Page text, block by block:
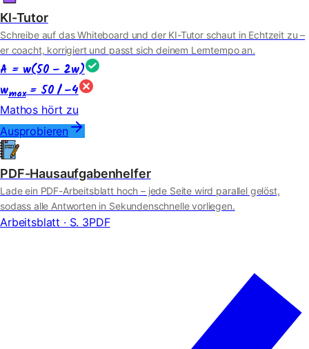
KI-Tutor
Schreibe auf das Whiteboard und der KI-Tutor schaut in Echtzeit zu –
er coacht, korrigiert und passt sich deinem Lerntempo an.
A = w(50 − 2w)
wmax= 50 / −4
Mathos hört zu
Ausprobieren
PDF-Hausaufgabenhelfer
Lade ein PDF-Arbeitsblatt hoch – jede Seite wird parallel gelöst,
sodass alle Antworten in Sekundenschnelle vorliegen.
Arbeitsblatt · S. 3PDF